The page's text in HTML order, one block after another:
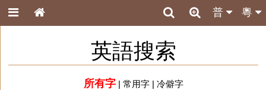
粵
普
英語搜索
所有字| 常用字| 冷僻字